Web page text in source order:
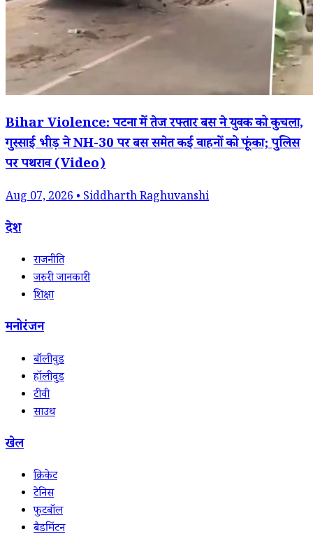
Bihar Violence: पटना में तेज रफ्तार बस ने युवक को कुचला,
गुस्साई भीड़ ने NH-30 पर बस समेत कई वाहनों को फूंका; पुलिस
पर पथराव (Video)
Aug 07, 2026 • Siddharth Raghuvanshi
देश
राजनीति
जरुरी जानकारी
शिक्षा
मनोरंजन
बॉलीवुड
हॉलीवुड
टीवी
साउथ
खेल
क्रिकेट
टेनिस
फुटबॉल
बैडमिंटन